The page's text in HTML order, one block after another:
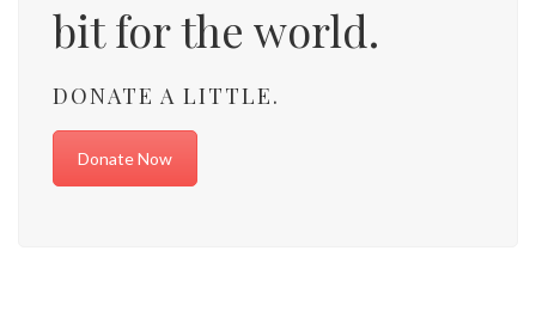
bit for the world.
DONATE A LITTLE.
Donate Now